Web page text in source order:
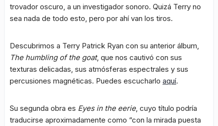
trovador oscuro, a un investigador sonoro. Quizá Terry no
sea nada de todo esto, pero por ahí van los tiros.
Descubrimos a Terry Patrick Ryan con su anterior álbum,
The humbling of the goat, que nos cautivó con sus
texturas delicadas, sus atmósferas espectrales y sus
percusiones magnéticas. Puedes escucharlo aquí.
Su segunda obra es Eyes in the eerie, cuyo título podría
traducirse aproximadamente como “con la mirada puesta